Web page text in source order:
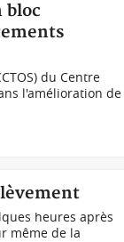
bloc
du Centre
l'amélioration de
heures après
même de la